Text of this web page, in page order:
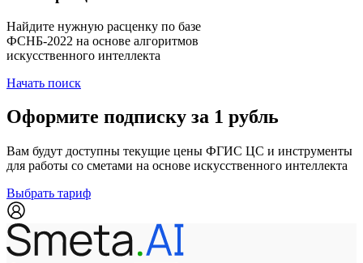
Найдите нужную расценку по базе
ФСНБ-2022 на основе алгоритмов
искусственного интеллекта
Начать поиск
Оформите подписку за 1 рубль
Вам будут доступны текущие цены ФГИС ЦС и инструменты
для работы со сметами на основе искусственного интеллекта
Выбрать тариф